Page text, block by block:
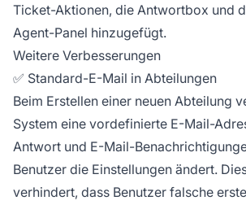
Ticket-Aktionen, die Antwortbox und
Agent-Panel hinzugefügt.
Weitere Verbesserungen
✅ Standard-E-Mail in Abteilungen
Beim Erstellen einer neuen Abteilung
System eine vordefinierte E-Mail-
Antwort und E-Mail-
Benutzer die Einstellungen ändert.
verhindert, dass Benutzer falsche erste